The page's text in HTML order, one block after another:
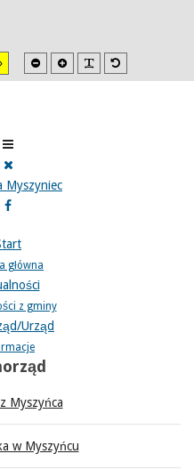
Wysoki
kontrast
Mniejsza
czcionka
Zwiększona
czcionka
Domyślna
czcionka
główna
z gminy
Urząd
Myszyńca
w Myszyńcu